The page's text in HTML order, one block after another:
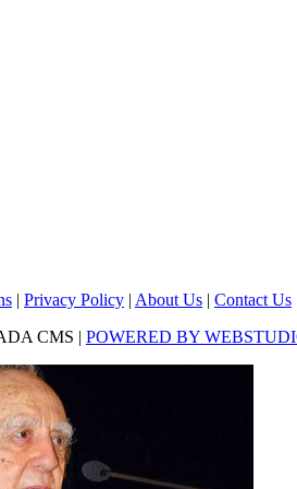
| Privacy Policy | About Us | Contact Us
CMS | POWERED BY